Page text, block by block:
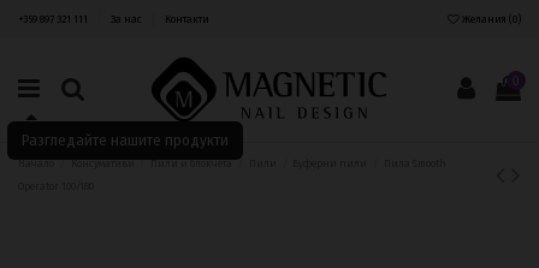
+359 897 321 111 За нас Контакти Желания (0)
Разгледайте нашите продукти
0
Начало Консумативи Пили и блокчета